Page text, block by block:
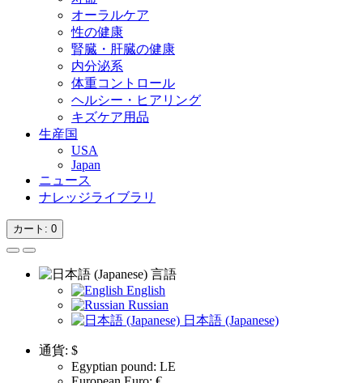
オーラルケア
性の健康
腎臓・肝臓の健康
内分泌系
体重コントロール
ヘルシー・ヒアリング
キズケア用品
生産国
USA
Japan
ニュース
ナレッジライブラリ
カート : 0
言語
English
Russian
日本語 (Japanese)
通貨: $
Egyptian pound: LE